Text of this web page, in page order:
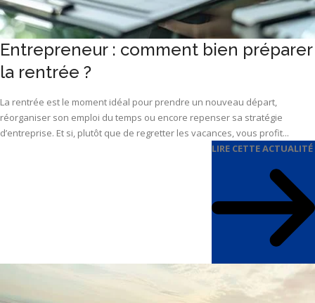
Entrepreneur : comment bien préparer
la rentrée ?
La rentrée est le moment idéal pour prendre un nouveau départ,
réorganiser son emploi du temps ou encore repenser sa stratégie
d’entreprise. Et si, plutôt que de regretter les vacances, vous profit...
LIRE CETTE ACTUALITÉ